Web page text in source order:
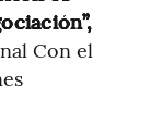
Con el